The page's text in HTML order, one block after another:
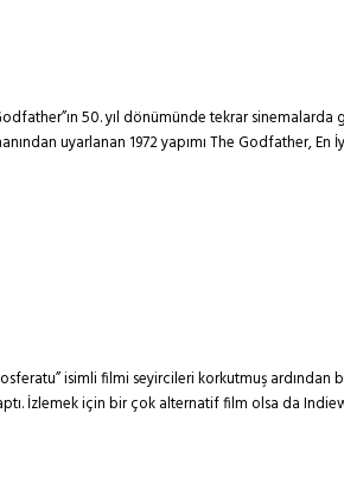
50. yıl dönümünde tekrar
uyarlanan 1972 yapımı The Godfather, En
isimli filmi seyircileri korkutmuş
İzlemek için bir çok alternatif film olsa da